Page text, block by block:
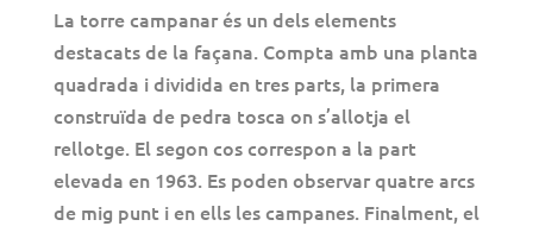
La torre campanar és un dels elements
destacats de la façana. Compta amb una planta
quadrada i dividida en tres parts, la primera
construïda de pedra tosca on s’allotja el
rellotge. El segon cos correspon a la part
elevada en 1963. Es poden observar quatre arcs
de mig punt i en ells les campanes. Finalment, el